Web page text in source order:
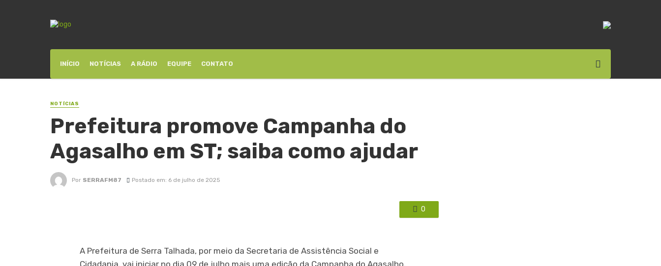
INÍCIO NOTÍCIAS A RÁDIO EQUIPE CONTATO
NOTÍCIAS
Prefeitura promove Campanha do
Agasalho em ST; saiba como ajudar
Por SERRAFM87 Postado em: 6 de julho de 2025
0
A Prefeitura de Serra Talhada, por meio da Secretaria de Assistência Social e